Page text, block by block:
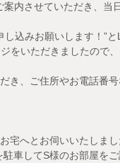
内させていただき、当
込みお願いします！”
をいただきましたので
き、ご住所やお電話番
宅へとお伺いいたしま
車してS様のお部屋をご